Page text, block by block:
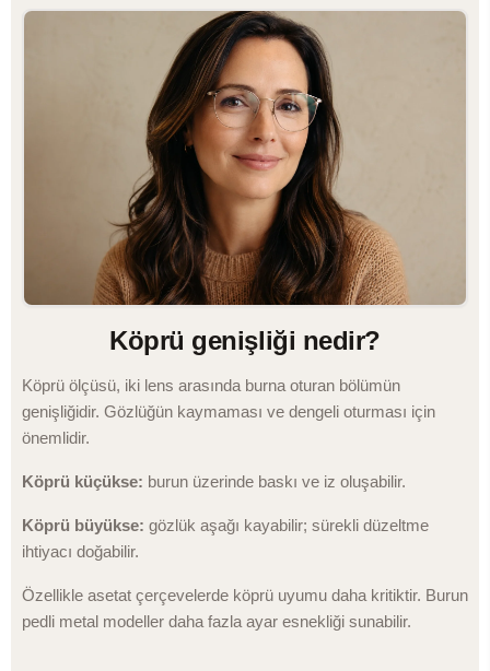
Köprü genişliği nedir?
Köprü ölçüsü, iki lens arasında burna oturan bölümün
genişliğidir. Gözlüğün kaymaması ve dengeli oturması için
önemlidir.
Köprü küçükse: burun üzerinde baskı ve iz oluşabilir.
Köprü büyükse: gözlük aşağı kayabilir; sürekli düzeltme
ihtiyacı doğabilir.
Özellikle asetat çerçevelerde köprü uyumu daha kritiktir. Burun
pedli metal modeller daha fazla ayar esnekliği sunabilir.